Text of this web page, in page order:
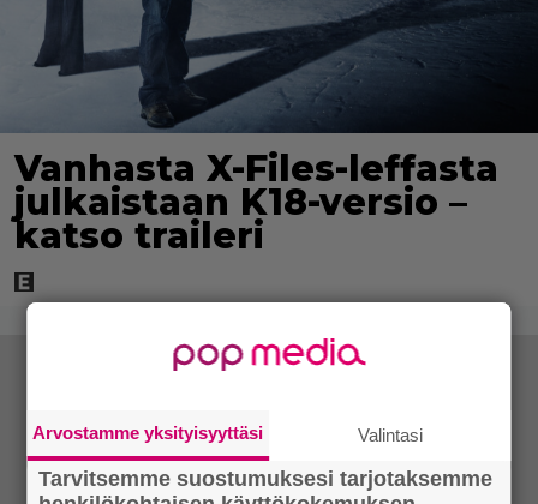
Vanhasta X-Files-leffasta
julkaistaan K18-versio –
katso traileri
Arvostamme yksityisyyttäsi Valintasi
Tarvitsemme suostumuksesi tarjotaksemme